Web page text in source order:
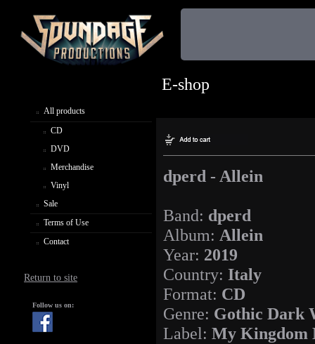
All products
CD
DVD
Merchandise
Vinyl
Sale
Terms of Use
Contact
Return to site
Follow us on:
E-shop
dperd - Allein
Band: dperd
Album: Allein
Year: 2019
Country: Italy
Format: CD
Genre: Gothic Dark
Label: My Kingdom